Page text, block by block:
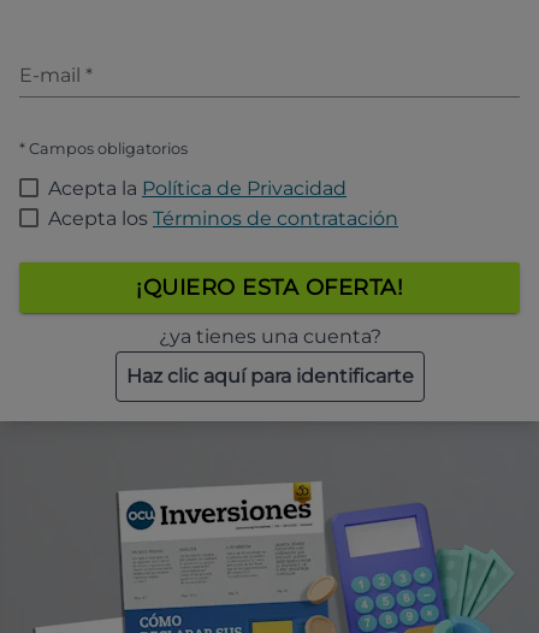
E-mail *
* Campos obligatorios
Acepta la Política de Privacidad
Acepta los Términos de contratación
¡QUIERO ESTA OFERTA!
¿ya tienes una cuenta?
Haz clic aquí para identificarte